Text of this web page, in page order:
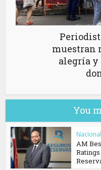
muestran
alegría y
You
Nacional
AM